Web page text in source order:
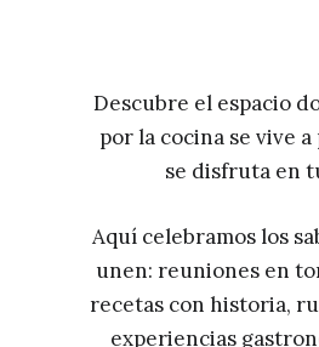
Descubre el espacio
por la cocina se vive
se disfruta en
Aquí celebramos los
unen: reuniones en
recetas con historia,
experiencias